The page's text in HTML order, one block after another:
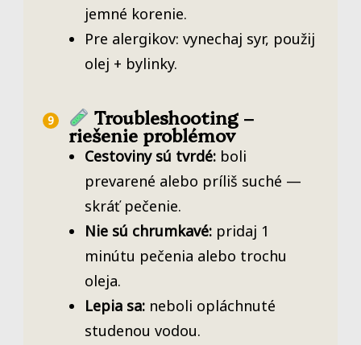
jemné korenie.
Pre alergikov: vynechaj syr, použij
olej + bylinky.
Troubleshooting –
riešenie problémov
Cestoviny sú tvrdé: boli
prevarené alebo príliš suché —
skráť pečenie.
Nie sú chrumkavé: pridaj 1
minútu pečenia alebo trochu
oleja.
Lepia sa: neboli opláchnuté
studenou vodou.